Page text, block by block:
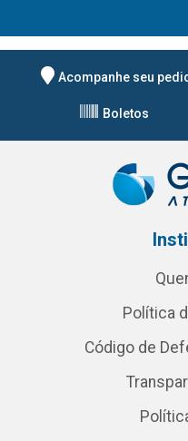
Acompanhe seu
Boletos
Política
Código de